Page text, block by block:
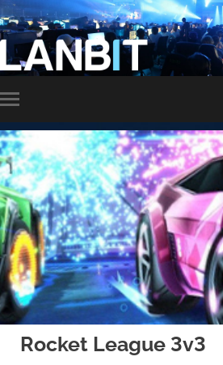
LANBIT
på/av
mobilmeny
Rocket League 3v3